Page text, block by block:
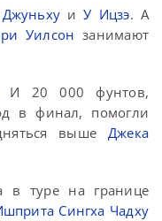
иУ Ицзэ. А
Уилсон занимают
И 20 000 фунтов,
в финал, помогли
выше Джека
в туре на границе
Сингха Чадху